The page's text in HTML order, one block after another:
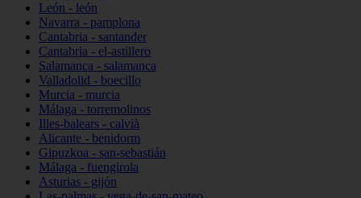
León - león
Navarra - pamplona
Cantabria - santander
Cantabria - el-astillero
Salamanca - salamanca
Valladolid - boecillo
Murcia - murcia
Málaga - torremolinos
Illes-balears - calvià
Alicante - benidorm
Gipuzkoa - san-sebastián
Málaga - fuengirola
Asturias - gijón